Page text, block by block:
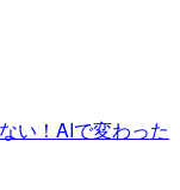
い！AIで変わった